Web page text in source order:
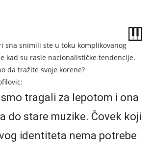
sna snimili ste u toku komplikovanog
kad su rasle nacionalističke tendencije.
da tražite svoje korene?
tragali za lepotom i ona
do stare muzike. Čovek koji
identiteta nema potrebe